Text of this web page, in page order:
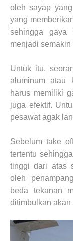
oleh sayap
yang
sehingga
menjadi semakin
Untuk itu,
aluminum atau
harus memiliki
juga efektif.
pesawat agak
Sebelum take
tertentu
tinggi dari atas
oleh
beda tekanan
ditimbulkan akan